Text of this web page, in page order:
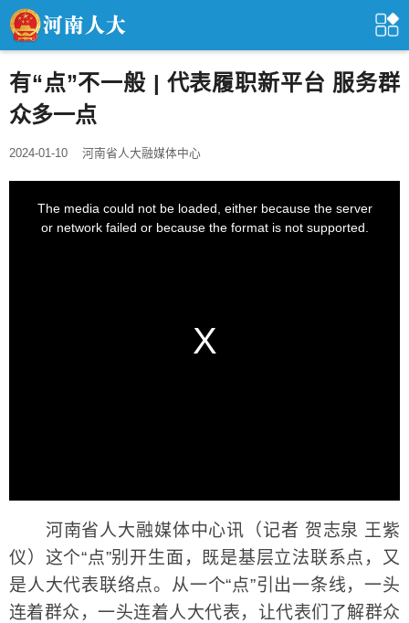
有“点”不一般 | 代表履职新平台 服务群
众多一点
2024-01-10 河南省人大融媒体中心
河南省人大融媒体中心讯（记者 贺志泉 王紫
仪）这个“点”别开生面，既是基层立法联系点，又
是人大代表联络点。从一个“点”引出一条线，一头
连着群众，一头连着人大代表，让代表们了解群众